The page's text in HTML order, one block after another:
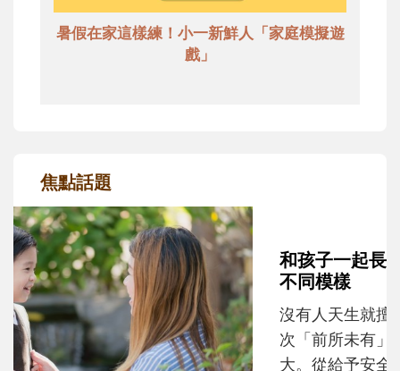
暑假在家這樣練！小一新鮮人「家庭模擬遊
戲」
焦點話題
和孩子一起長大的那個男人│讀懂父親的
不同模樣
沒有人天生就擅長當爸爸！男人總是在一次
次「前所未有」的體驗中，跟著孩子一起長
大。從給予安全感的肢體遊戲，到獨立自